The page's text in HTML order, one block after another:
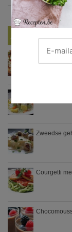
Nieuwste
Turkse
Waterzooi
Zweedse
Courgetti